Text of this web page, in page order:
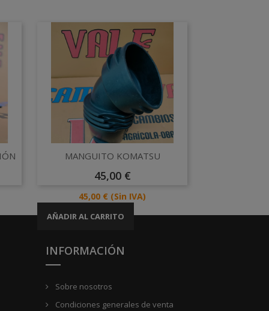
Vista rápida
MANGUITO KOMATSU
Precio
45,00 €
Precio
45,00 € (Sin IVA)
AÑADIR AL CARRITO
INFORMACIÓN
Sobre nosotros
Condiciones generales de venta